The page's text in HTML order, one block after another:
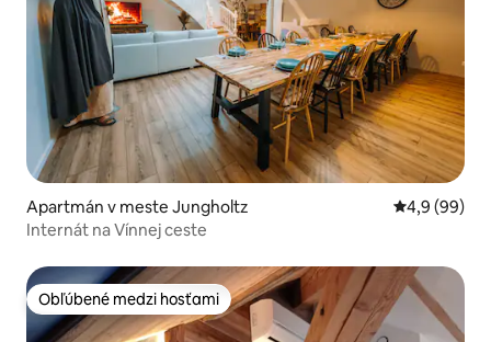
Apartmán v meste Jungholtz Priemerné
4,9 (99)
Internát na Vínnej ceste
Obľúbené medzi hosťami
Obľúbené medzi hosťami